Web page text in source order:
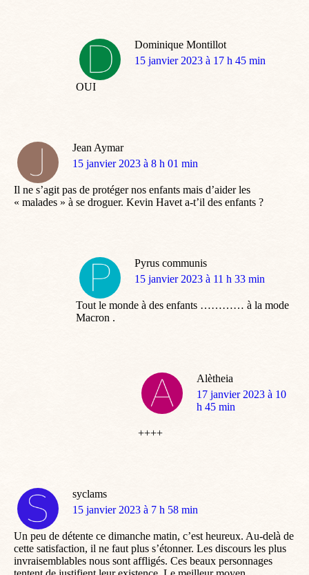
Dominique Montillot
dit
15 janvier 2023 à 17 h 45 min
OUI
Jean Aymar
dit
15 janvier 2023 à 8 h 01 min
Il ne s’agit pas de protéger nos enfants mais d’aider les
« malades » à se droguer. Kevin Havet a-t’il des enfants ?
Pyrus communis
dit
15 janvier 2023 à 11 h 33 min
Tout le monde à des enfants ………… à la mode
Macron .
Alètheia
dit
:
17 janvier 2023 à 10
h 45 min
++++
syclams
dit
15 janvier 2023 à 7 h 58 min
Un peu de détente ce dimanche matin, c’est heureux. Au-delà de
cette satisfaction, il ne faut plus s’étonner. Les discours les plus
invraisemblables nous sont affligés. Ces beaux personnages